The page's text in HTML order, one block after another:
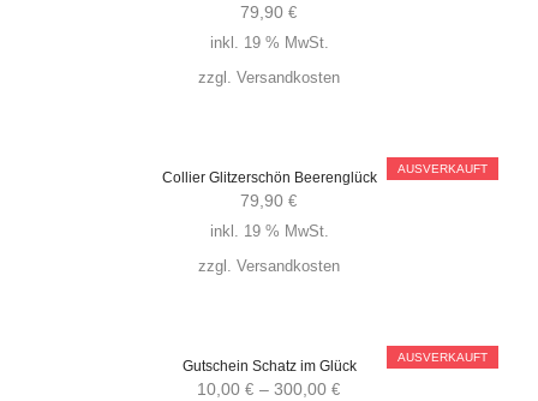
79,90 €
inkl. 19 % MwSt.
zzgl. Versandkosten
AUSVERKAUFT
Collier Glitzerschön Beerenglück
79,90 €
inkl. 19 % MwSt.
zzgl. Versandkosten
AUSVERKAUFT
Gutschein Schatz im Glück
10,00 € – 300,00 €